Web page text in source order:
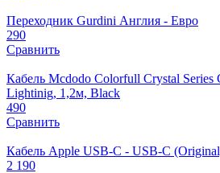
Переходник Gurdini Англия - Евро
290
Сравнить
Кабель Mcdodo Colorfull Crystal
Lightinig, 1,2м, Black
490
Сравнить
Кабель Apple USB-C - USB-C
2 190